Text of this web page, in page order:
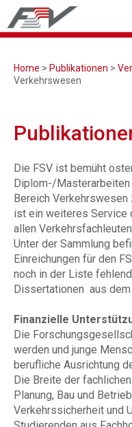
Home > Publikationen >
Verkehrswesen
Die FSV ist bemüht
Diplom-/
Bereich
ist ein weiteres Service
allen
Unter der Sammlung
Einreichungen für den
noch in der Liste
Dissertationen aus
Finanzielle
Die
werden und junge
berufliche Ausrichtung
Die Breite der
Planung, Bau und
Verkehrssicherheit und